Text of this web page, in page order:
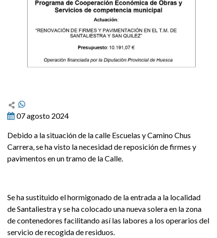
07 agosto 2024
Debido a la situación de la calle Escuelas y Camino Chus
Carrera, se ha visto la necesidad de reposición de firmes y
pavimentos en un tramo de la Calle.
Se ha sustituido el hormigonado de la entrada a la localidad
de Santaliestra y se ha colocado una nueva solera en la zona
de contenedores facilitando así las labores a los operarios del
servicio de recogida de residuos.